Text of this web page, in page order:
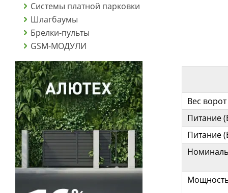
Системы платной парковки
Шлагбаумы
Брелки-пульты
GSM-МОДУЛИ
Вес ворот
Питание
Питание